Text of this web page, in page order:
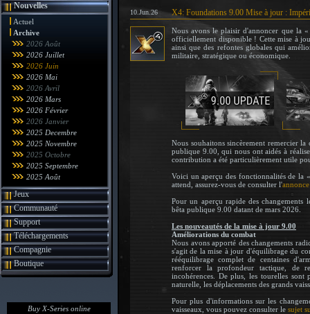
Nouvelles
Actuel
Archive
2026 Août
2026 Juillet
2026 Juin
2026 Mai
2026 Avril
2026 Mars
2026 Février
2026 Janvier
2025 Decembre
2025 Novembre
2025 Octobre
2025 Septembre
2025 Août
Jeux
Communauté
Support
Téléchargements
Compagnie
Boutique
Buy X-Series online
10.Jun.26 X4: Foundations 9.00 Mise à jour :
Nous avons le plaisir d'annoncer que la
officiellement disponible ! Cette mise à
ainsi que des refontes globales qui
militaire, stratégique ou économique.
Nous souhaitons sincèrement remercier
publique 9.00, qui nous ont aidés à
contribution a été particulièrement utile
Voici un aperçu des fonctionnalités de
attend, assurez-vous de consulter l'
Pour un aperçu rapide des
bêta publique 9.00 datant de mars 2026.
Les nouveautés de la mise à jour 9.00
Améliorations du combat
Nous avons apporté des changements
s'agit de la mise à jour d'équilibrage du
rééquilibrage complet de centaines
renforcer la profondeur tactique, de
incohérences. De plus, les tourelles
naturelle, les déplacements des grands
Pour plus d'informations sur les
vaisseaux, vous pouvez consulter le sujet